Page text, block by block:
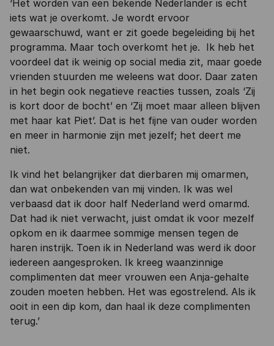
‘Het worden van een bekende Nederlander is echt
iets wat je overkomt. Je wordt ervoor
gewaarschuwd, want er zit goede begeleiding bij het
programma. Maar toch overkomt het je. Ik heb het
voordeel dat ik weinig op social media zit, maar goede
vrienden stuurden me weleens wat door. Daar zaten
in het begin ook negatieve reacties tussen, zoals ‘Zij
is kort door de bocht’ en ‘Zij moet maar alleen blijven
met haar kat Piet’. Dat is het fijne van ouder worden
en meer in harmonie zijn met jezelf; het deert me
niet.
Ik vind het belangrijker dat dierbaren mij omarmen,
dan wat onbekenden van mij vinden. Ik was wel
verbaasd dat ik door half Nederland werd omarmd.
Dat had ik niet verwacht, juist omdat ik voor mezelf
opkom en ik daarmee sommige mensen tegen de
haren instrijk. Toen ik in Nederland was werd ik door
iedereen aangesproken. Ik kreeg waanzinnige
complimenten dat meer vrouwen een Anja-gehalte
zouden moeten hebben. Het was egostrelend. Als ik
ooit in een dip kom, dan haal ik deze complimenten
terug.’